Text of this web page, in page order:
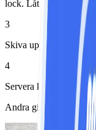
lock. Låt sjuda på låg
3
Skiva upp gurka och
4
Servera
Andra gillade också